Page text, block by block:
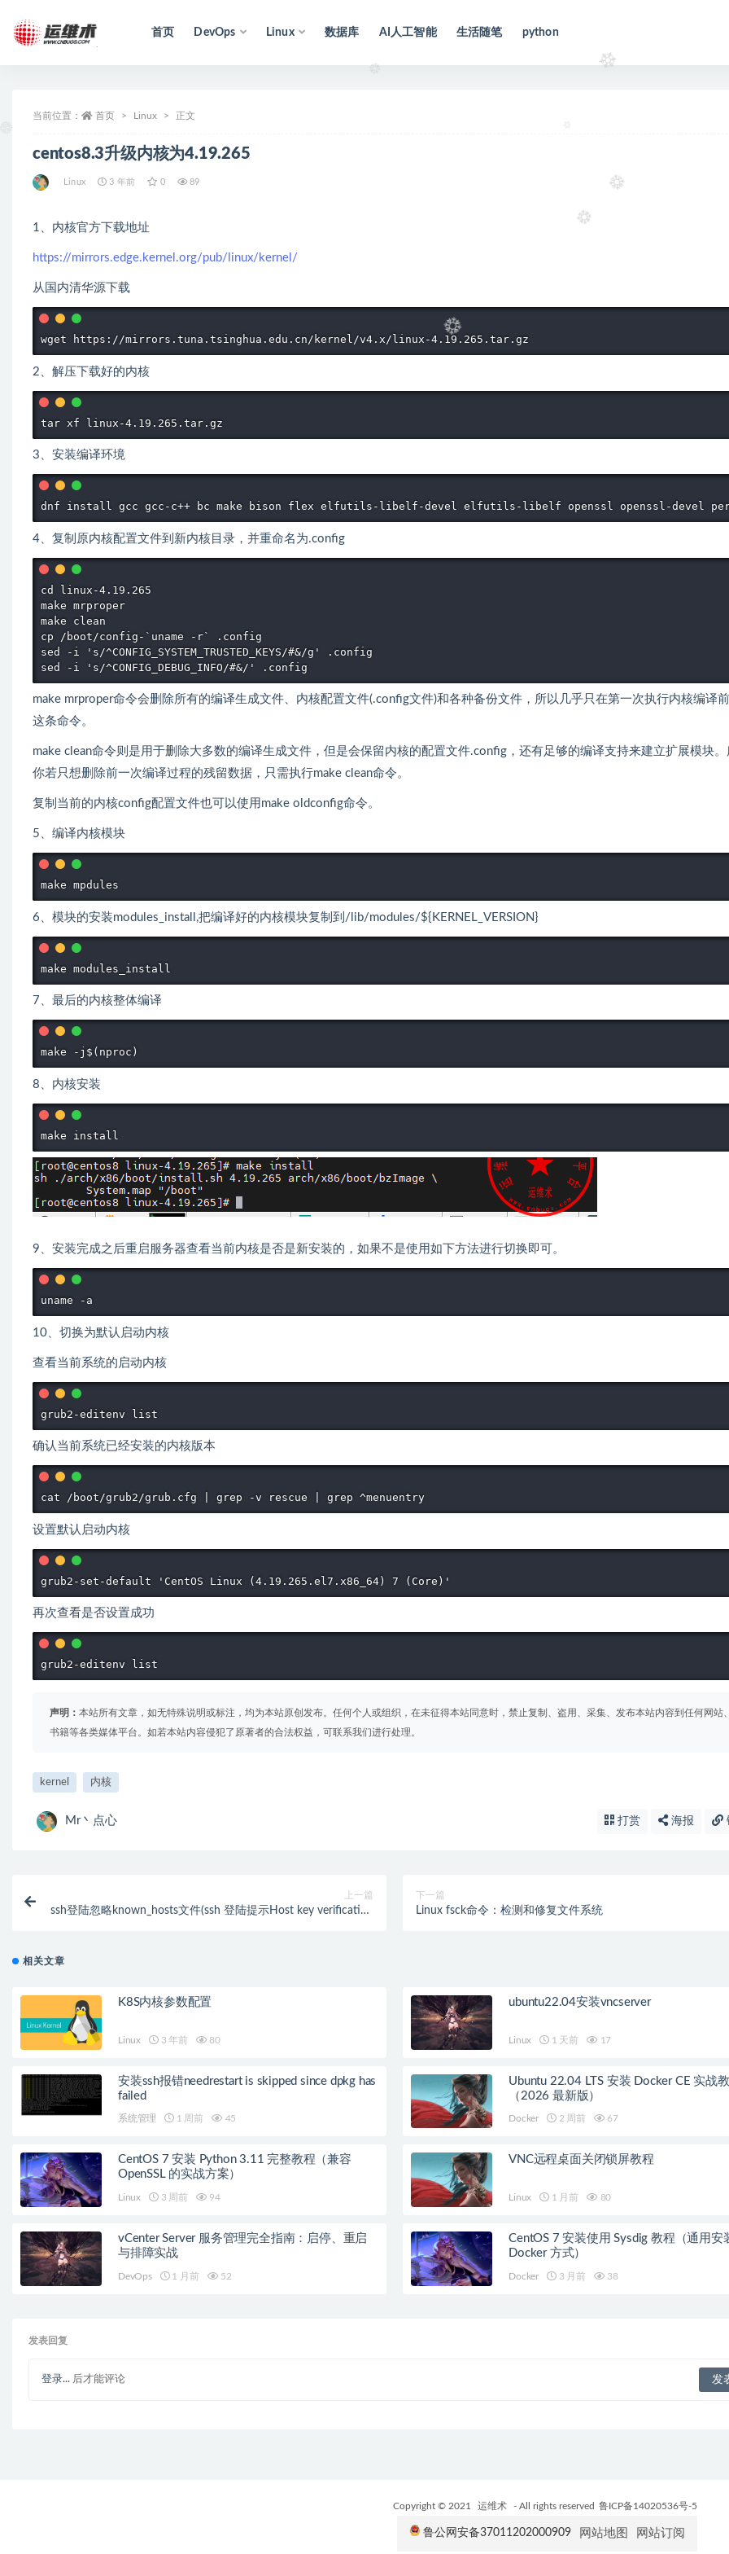
首页 DevOps Linux 数据库 AI人工智能 生活随笔 python
当前位置： 首页 Linux 正文
centos8.3升级内核为4.19.265
Linux 3 年前 0 89
1、内核官方下载地址
https://mirrors.edge.kernel.org/pub/linux/kernel/
从国内清华源下载
wget https://mirrors.tuna.tsinghua.edu.cn/kernel/v4.x/linux-4.19.265.tar.gz
2、解压下载好的内核
tar xf linux-4.19.265.tar.gz
3、安装编译环境
dnf install gcc gcc-c++ bc make bison flex elfutils-libelf-devel elfutils-libelf openssl openssl-devel
4、复制原内核配置文件到新内核目录，并重命名为.config
cd linux-4.19.265
make mrproper
make clean
cp /boot/config-`uname -r` .config
sed -i 's/^CONFIG_SYSTEM_TRUSTED_KEYS/#&/g' .config
sed -i 's/^CONFIG_DEBUG_INFO/#&/' .config
make mrproper命令会删除所有的编译生成文件、内核配置文件(.config文件)和各种备份文件，所以几乎只在第一次执行内核编译
这条命令。
make clean命令则是用于删除大多数的编译生成文件，但是会保留内核的配置文件.config，还有足够的编译支持来建立扩展模块。
你若只想删除前一次编译过程的残留数据，只需执行make clean命令。
复制当前的内核config配置文件也可以使用make oldconfig命令。
5、编译内核模块
make mpdules
6、模块的安装modules_install,把编译好的内核模块复制到/lib/modules/${KERNEL_VERSION}
make modules_install
7、最后的内核整体编译
make -j$(nproc)
8、内核安装
make install
9、安装完成之后重启服务器查看当前内核是否是新安装的，如果不是使用如下方法进行切换即可。
uname -a
10、切换为默认启动内核
查看当前系统的启动内核
grub2-editenv list
确认当前系统已经安装的内核版本
cat /boot/grub2/grub.cfg | grep -v rescue | grep ^menuentry
设置默认启动内核
grub2-set-default 'CentOS Linux (4.19.265.el7.x86_64) 7 (Core)'
再次查看是否设置成功
grub2-editenv list
声明： 本站所有文章，如无特殊说明或标注，均为本站原创发布。任何个人或组织，在未征得本站同意时，禁止复制、盗用、采集、发布本站内容到任何网站
书籍等各类媒体平台。如若本站内容侵犯了原著者的合法权益，可联系我们进行处理。
kernel 内核
Mr丶点心 打赏 海报
上一篇
ssh登陆忽略known_hosts文件(ssh 登陆提示Host key verification
下一篇
Linux fsck命令：检测和修复文件系统
相关文章
K8S内核参数配置
Linux 3 年前 80
ubuntu22.04安装vncserver
Linux 1 天前 17
安装ssh报错needrestart is skipped since dpkg has
failed
系统管理 1 周前 45
Ubuntu 22.04 LTS 安装 Docker CE 实战
（2026 最新版）
Docker 2 周前 67
CentOS 7 安装 Python 3.11 完整教程（兼容
OpenSSL 的实战方案）
Linux 3 周前 94
VNC远程桌面关闭锁屏教程
Linux 1 月前 80
vCenter Server 服务管理完全指南：启停、重启
与排障实战
DevOps 1 月前 52
CentOS 7 安装使用 Sysdig 教程（通用安
Docker 方式）
Docker 3 月前 38
发表回复
登录... 后才能评论
Copyright © 2021 运维术 - All rights reserved 鲁ICP备14020536号-5
鲁公网安备37011202000909 网站地图 网站订阅